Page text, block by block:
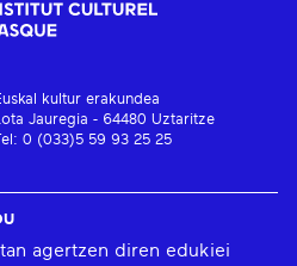
kultur erakundea
Jauregia - 64480 Uztaritze
0 (033)5 59 93 25 25
agertzen diren edukiei